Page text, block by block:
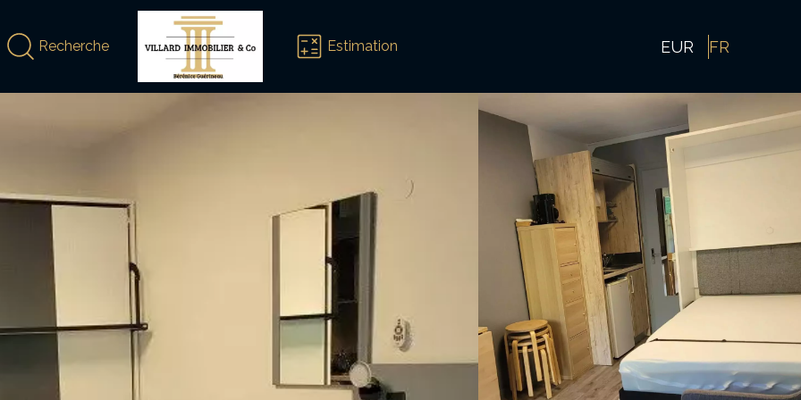
Recherche Estimation EUR FR